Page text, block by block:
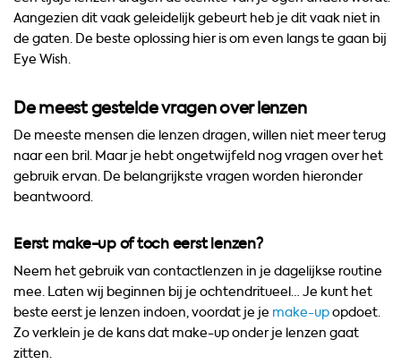
Aangezien dit vaak geleidelijk gebeurt heb je dit vaak niet in
de gaten. De beste oplossing hier is om even langs te gaan bij
Eye Wish.
De meest gestelde vragen over lenzen
De meeste mensen die lenzen dragen, willen niet meer terug
naar een bril. Maar je hebt ongetwijfeld nog vragen over het
gebruik ervan. De belangrijkste vragen worden hieronder
beantwoord.
Eerst make-up of toch eerst lenzen?
Neem het gebruik van contactlenzen in je dagelijkse routine
mee. Laten wij beginnen bij je ochtendritueel… Je kunt het
beste eerst je lenzen indoen, voordat je je make-upopdoet.
Zo verklein je de kans dat make-up onder je lenzen gaat
zitten.